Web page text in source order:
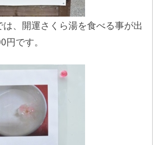
、開運さくら湯を食べる事が出
です。